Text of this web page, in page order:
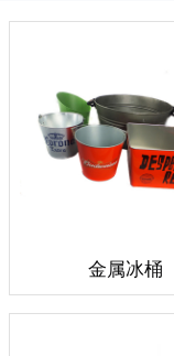
金属冰桶